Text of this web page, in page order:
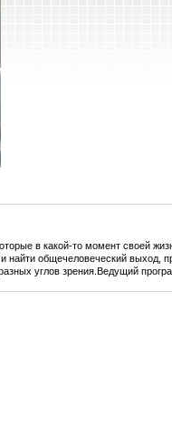
в какой-то момент своей
найти общечеловеческий выход,
углов зрения.Ведущий